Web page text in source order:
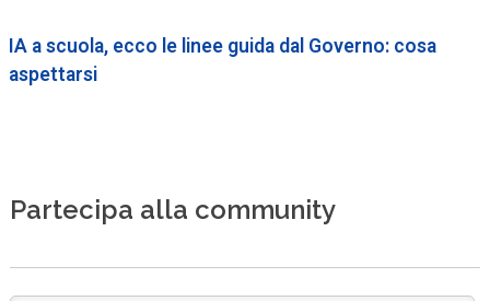
IA a scuola, ecco le linee guida dal Governo: cosa
aspettarsi
Partecipa alla community